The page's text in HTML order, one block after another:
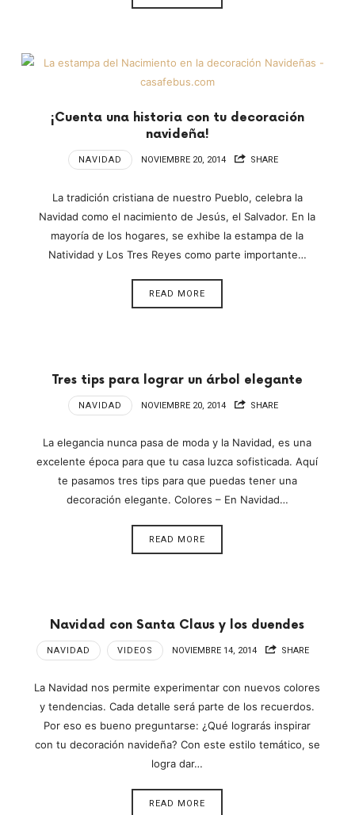
¡Cuenta una historia con tu decoración
navideña!
NAVIDAD NOVIEMBRE 20, 2014 SHARE
La tradición cristiana de nuestro Pueblo, celebra la
Navidad como el nacimiento de Jesús, el Salvador. En la
mayoría de los hogares, se exhibe la estampa de la
Natividad y Los Tres Reyes como parte importante…
READ MORE
Tres tips para lograr un árbol elegante
NAVIDAD NOVIEMBRE 20, 2014 SHARE
La elegancia nunca pasa de moda y la Navidad, es una
excelente época para que tu casa luzca sofisticada. Aquí
te pasamos tres tips para que puedas tener una
decoración elegante. Colores – En Navidad…
READ MORE
Navidad con Santa Claus y los duendes
NAVIDAD VIDEOS NOVIEMBRE 14, 2014 SHARE
La Navidad nos permite experimentar con nuevos colores
y tendencias. Cada detalle será parte de los recuerdos.
Por eso es bueno preguntarse: ¿Qué lograrás inspirar
con tu decoración navideña? Con este estilo temático, se
logra dar…
READ MORE